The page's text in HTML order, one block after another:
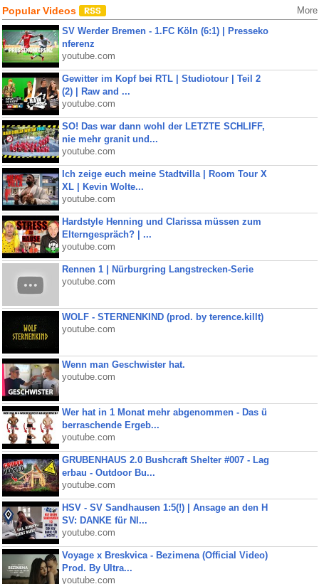
Popular Videos More
SV Werder Bremen - 1.FC Köln (6:1) | Presseko
nferenz
youtube.com
Gewitter im Kopf bei RTL | Studiotour | Teil 2
(2) | Raw and ...
youtube.com
SO! Das war dann wohl der LETZTE SCHLIFF,
nie mehr granit und...
youtube.com
Ich zeige euch meine Stadtvilla | Room Tour X
XL | Kevin Wolte...
youtube.com
Hardstyle Henning und Clarissa müssen zum
Elterngespräch? | ...
youtube.com
Rennen 1 | Nürburgring Langstrecken-Serie
youtube.com
WOLF - STERNENKIND (prod. by terence.killt)
youtube.com
Wenn man Geschwister hat.
youtube.com
Wer hat in 1 Monat mehr abgenommen - Das ü
berraschende Ergeb...
youtube.com
GRUBENHAUS 2.0 Bushcraft Shelter #007 - Lag
erbau - Outdoor Bu...
youtube.com
HSV - SV Sandhausen 1:5(!) | Ansage an den H
SV: DANKE für NI...
youtube.com
Voyage x Breskvica - Bezimena (Official Video)
Prod. By Ultra...
youtube.com